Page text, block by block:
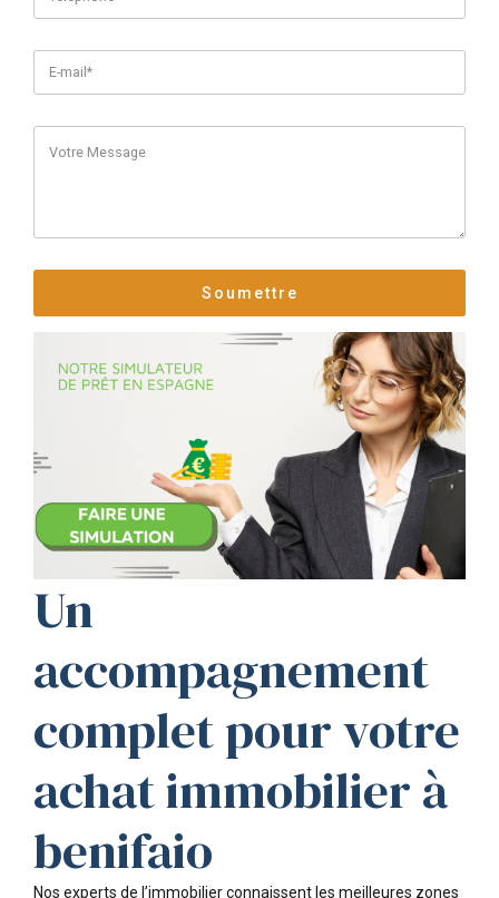
Un
accompagnement
complet pour votre
achat immobilier à
benifaio
Nos experts de l’immobilier connaissent les meilleures zones